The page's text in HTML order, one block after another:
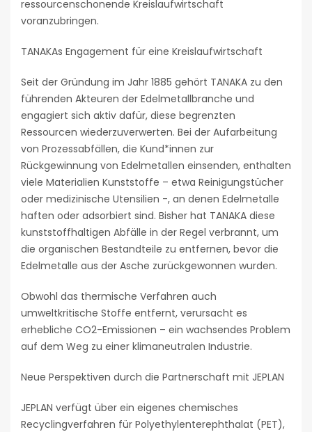
ressourcenschonende Kreislaufwirtschaft
voranzubringen.
TANAKAs Engagement für eine Kreislaufwirtschaft
Seit der Gründung im Jahr 1885 gehört TANAKA zu den
führenden Akteuren der Edelmetallbranche und
engagiert sich aktiv dafür, diese begrenzten
Ressourcen wiederzuverwerten. Bei der Aufarbeitung
von Prozessabfällen, die Kund*innen zur
Rückgewinnung von Edelmetallen einsenden, enthalten
viele Materialien Kunststoffe – etwa Reinigungstücher
oder medizinische Utensilien -, an denen Edelmetalle
haften oder adsorbiert sind. Bisher hat TANAKA diese
kunststoffhaltigen Abfälle in der Regel verbrannt, um
die organischen Bestandteile zu entfernen, bevor die
Edelmetalle aus der Asche zurückgewonnen wurden.
Obwohl das thermische Verfahren auch
umweltkritische Stoffe entfernt, verursacht es
erhebliche CO2-Emissionen – ein wachsendes Problem
auf dem Weg zu einer klimaneutralen Industrie.
Neue Perspektiven durch die Partnerschaft mit JEPLAN
JEPLAN verfügt über ein eigenes chemisches
Recyclingverfahren für Polyethylenterephthalat (PET),